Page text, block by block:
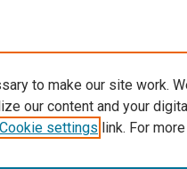
to make our site work.
our content and your
Cookie settings link. For